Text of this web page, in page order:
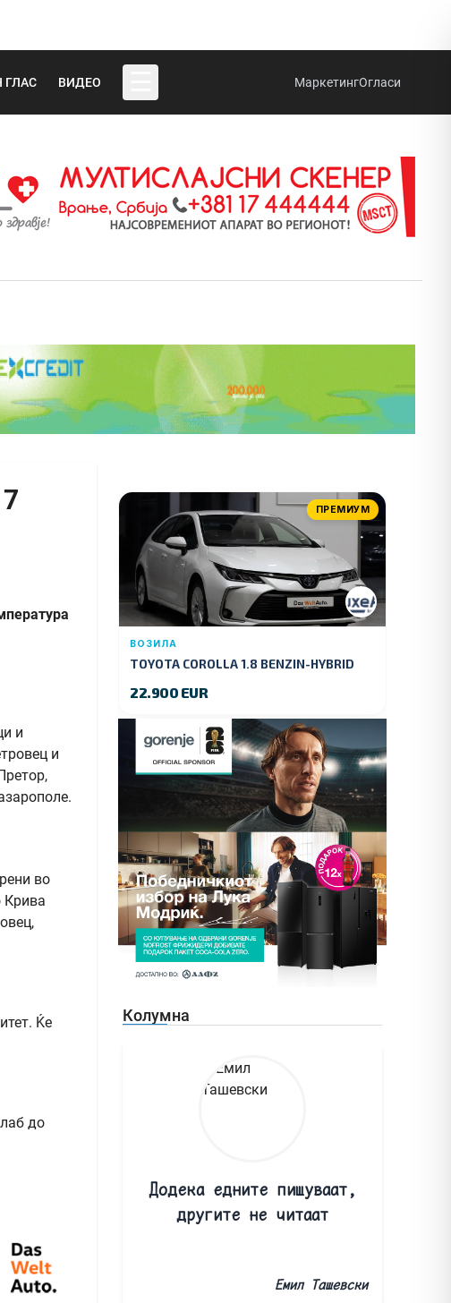
ГЛАС ВИДЕО МаркетингОгласи
и
и
во
Крива
Ќе
до
ПРЕМИУМ
ВОЗИЛА
TOYOTA COROLLA 1.8 BENZIN-HYBRID
22.900 EUR
Колумна
Додека едните пишуваат,
другите не читаат
Емил Ташевски